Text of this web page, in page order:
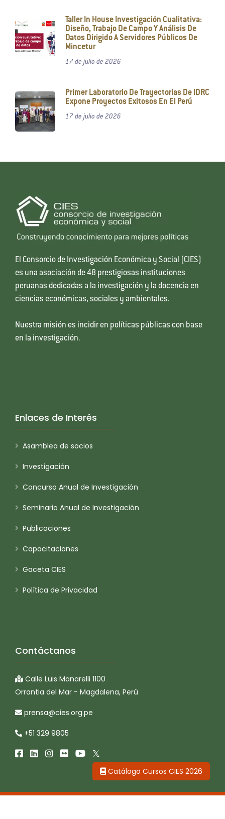
Taller In House Investigación Cualitativa:
Diseño, Trabajo De Campo Y Análisis De
Datos Dirigido A Servidores Públicos De
Mincetur
17 de julio de 2026
Primer Laboratorio De Trayectorias De IDRC
Expone Proyectos Exitosos En El Perú
17 de julio de 2026
El Consorcio de Investigación Económica y Social (CIES)
es una asociación de 48 prestigiosas instituciones
peruanas dedicadas a la investigación y la docencia en
ciencias económicas, sociales y ambientales.
Nuestra misión es incidir en políticas públicas con base
en la investigación.
Enlaces de Interés
Asamblea de socios
Investigación
Concurso Anual de Investigación
Seminario Anual de Investigación
Publicaciones
Capacitaciones
Gaceta CIES
Política de Privacidad
Contáctanos
Calle Luis Manarelli 1100
Orrantia del Mar - Magdalena, Perú
prensa@cies.org.pe
+51 329 9805
Catálogo Cursos CIES 2026